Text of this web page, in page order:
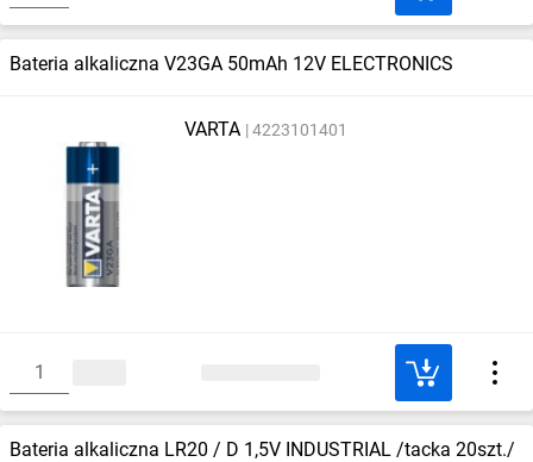
Bateria alkaliczna V23GA 50mAh 12V ELECTRONICS
VARTA 4223101401
Bateria alkaliczna LR20 / D 1,5V INDUSTRIAL /tacka 20szt./